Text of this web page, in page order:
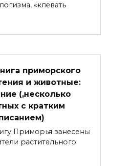
«клевать
приморского
и животные:
(,несколько
с кратким
Приморья занесены
растительного